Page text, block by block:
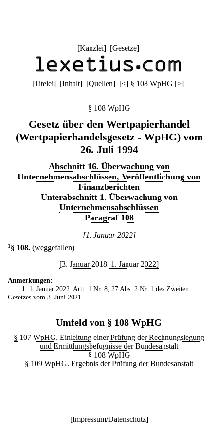
[Kanzlei] [Gesetze]
[Titelei] [Inhalt] [Quellen] [<] § 108 WpHG [>]
§ 108 WpHG
Gesetz über den Wertpapierhandel
(Wertpapierhandelsgesetz - WpHG) vom
26. Juli 1994
Abschnitt 16. Überwachung von
Unternehmensabschlüssen, Veröffentlichung von
Finanzberichten
Unterabschnitt 1. Überwachung von
Unternehmensabschlüssen
Paragraf 108
[1. Januar 2022]
1 § 108. (weggefallen)
[3. Januar 2018–1. Januar 2022]
Anmerkungen:
1
. 1. Januar 2022: Artt. 1 Nr. 8, 27 Abs. 2 Nr. 1 des Zweiten
Gesetzes vom 3. Juni 2021
Umfeld von § 108 WpHG
§ 107 WpHG. Einleitung einer Prüfung der Rechnungslegung
und Ermittlungsbefugnisse der Bundesanstalt
§ 108 WpHG
§ 109 WpHG. Ergebnis der Prüfung der Bundesanstalt
[Impressum/Datenschutz]